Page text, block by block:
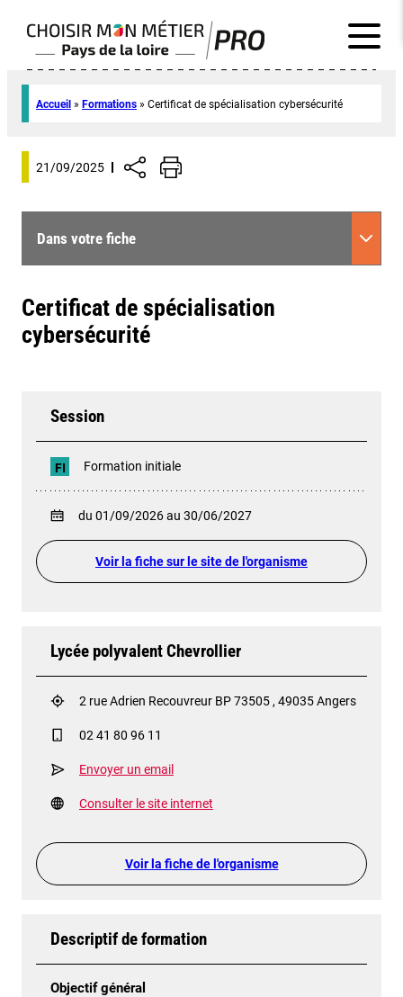
Accueil » Formations » Certificat de spécialisation cybersécurité
21/09/2025
Dans votre fiche
Certificat de spécialisation
cybersécurité
Session
FI Formation initiale
du 01/09/2026 au 30/06/2027
Voir la fiche sur le site de l'organisme
Lycée polyvalent Chevrollier
2 rue Adrien Recouvreur BP 73505 , 49035 Angers
02 41 80 96 11
Envoyer un email
Consulter le site internet
Voir la fiche de l'organisme
Descriptif de formation
Objectif général